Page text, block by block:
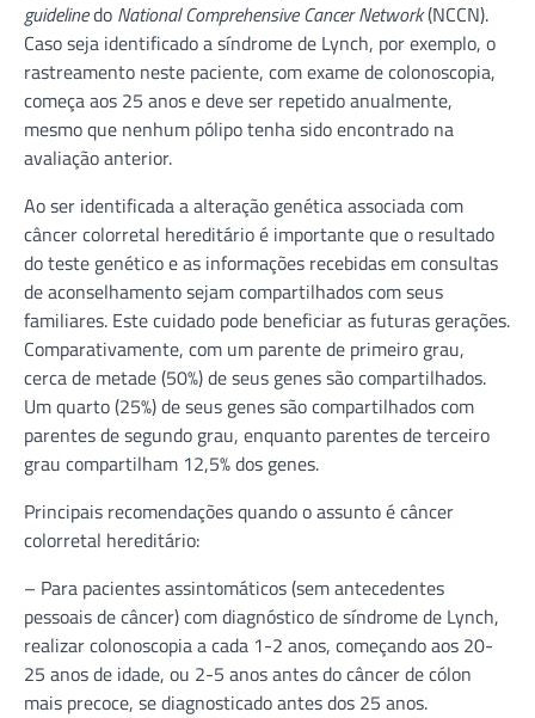
guidelinedo National Comprehensive Cancer Network(NCCN).
Caso seja identificado a síndrome de Lynch, por exemplo, o
rastreamento neste paciente, com exame de colonoscopia,
começa aos 25 anos e deve ser repetido anualmente,
mesmo que nenhum pólipo tenha sido encontrado na
avaliação anterior.
Ao ser identificada a alteração genética associada com
câncer colorretal hereditário é importante que o resultado
do teste genético e as informações recebidas em consultas
de aconselhamento sejam compartilhados com seus
familiares. Este cuidado pode beneficiar as futuras gerações.
Comparativamente, com um parente de primeiro grau,
cerca de metade (50%) de seus genes são compartilhados.
Um quarto (25%) de seus genes são compartilhados com
parentes de segundo grau, enquanto parentes de terceiro
grau compartilham 12,5% dos genes.
Principais recomendações quando o assunto é câncer
colorretal hereditário:
– Para pacientes assintomáticos (sem antecedentes
pessoais de câncer) com diagnóstico de síndrome de Lynch,
realizar colonoscopia a cada 1-2 anos, começando aos 20-
25 anos de idade, ou 2-5 anos antes do câncer de cólon
mais precoce, se diagnosticado antes dos 25 anos.